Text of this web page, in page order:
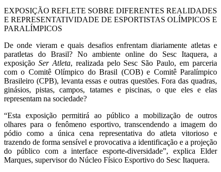
EXPOSIÇÃO REFLETE SOBRE DIFERENTES REALIDADES
E REPRESENTATIVIDADE DE ESPORTISTAS OLÍMPICOS E
PARALÍMPICOS
De onde vieram e quais desafios enfrentam diariamente atletas e
paratletas do Brasil? No ambiente online do Sesc Itaquera, a
exposição Ser Atleta, realizada pelo Sesc São Paulo, em parceria
com o Comitê Olímpico do Brasil (COB) e Comitê Paralímpico
Brasileiro (CPB), levanta essas e outras questões. Fora das quadras,
ginásios, pistas, campos, tatames e piscinas, o que eles e elas
representam na sociedade?
“Esta exposição permitirá ao público a mobilização de outros
olhares para o fenômeno esportivo, transcendendo a imagem do
pódio como a única cena representativa do atleta vitorioso e
trazendo de forma sensível e provocativa a identificação e a projeção
do público com a interface esporte-diversidade”, explica Elder
Marques, supervisor do Núcleo Físico Esportivo do Sesc Itaquera.